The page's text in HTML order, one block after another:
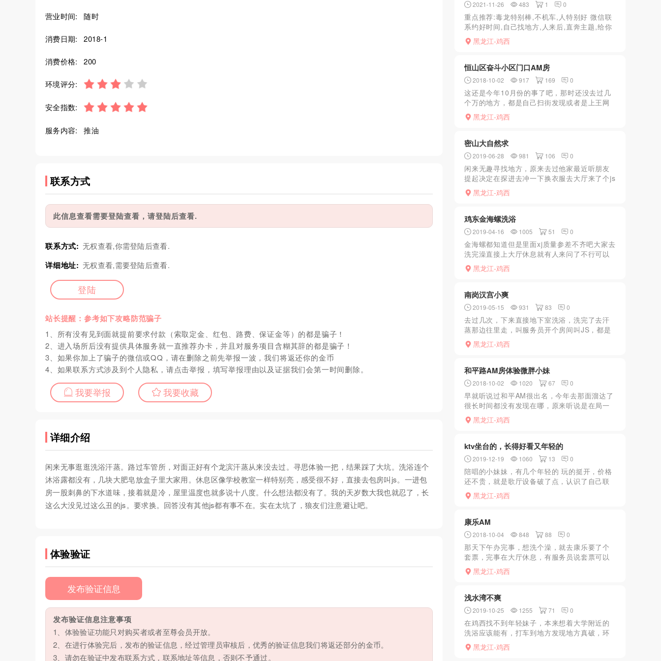
营业时间: 随时
消费日期: 2018-1
消费价格: 200
环境评分:
安全指数:
服务内容: 推油
联系方式
此信息查看需要登陆查看，请登陆后查看.
联系方式: 无权查看,你需登陆后查看.
详细地址: 无权查看,需要登陆后查看.
登陆
站长提醒：参考如下攻略防范骗子
1、所有没有见到面就提前要求付款（索取定金、红包、路费、保证金等）的都是骗子！
2、进入场所后没有提供具体服务就一直推荐办卡，并且对服务项目含糊其辞的都是骗子！
3、如果你加上了骗子的微信或QQ，请在删除之前先举报一波，我们将返还你的金币
4、如果联系方式涉及到个人隐私，请点击举报，填写举报理由以及证据我们会第一时间删除。
我要举报 我要收藏
详细介绍
闲来无事逛逛洗浴汗蒸。路过车管所，对面正好有个龙滨汗蒸从来没去过。寻思体验一把，结果踩了大坑。洗浴连个
沐浴露都没有，几块大肥皂放盒子里大家用。休息区像学校教室一样特别亮，感受很不好，直接去包房叫js。一进包
房一股刺鼻的下水道味，接着就是冷，屋里温度也就多说十八度。什么想法都没有了。我的天岁数大我也就忍了，长
这么大没见过这么丑的js。要求换。回答没有其他js都有事不在。实在太坑了，狼友们注意避让吧。
体验验证
发布验证信息
发布验证信息注意事项
1、体验验证功能只对购买者或者至尊会员开放。
2、在进行体验完后，发布的验证信息，经过管理员审核后，优秀的验证信息我们将返还部分的金币。
3、请勿在验证中发布联系方式，联系地址等信息，否则不予通过。
2021-11-26 483 1 0
重点推荐:毒龙特别棒,不机车,人特别好 微信联
系约好时间,自己找地方,人来后,直奔主题,给你
擦干净,然后全身各种舔,然后开始做毒龙,然后
转过身开始口,等开始做的时候,你也可以让她...
黑龙江-鸡西
恒山区奋斗小区门口AM房
2018-10-02 917 169 0
这还是今年10月份的事了吧，那时还没去过几
个万的地方，都是自己扫街发现或者是上王网
找招聘的，之后打电话询问地址，这个是我在
网上找到的电话，之后打电话找到地址，恒山
黑龙江-鸡西
密山大自然求
2019-06-28 981 106 0
闲来无趣寻找地方，原来去过他家最近听朋友
提起决定在探进去冲一下换衣服去大厅来了个js
直接问按大腿还是小腿，还是先培养培养感
情，砍砍价最后298带口去了房间环境一般js一
黑龙江-鸡西
鸡东金海螺洗浴
2019-04-16 1005 51 0
金海螺都知道但是里面xj质量参差不齐吧大家去
洗完澡直接上大厅休息就有人来问了不行可以
换。上次去都是过年人都少了留下的都是本地
老熟女，但是活还是可以的，有点机车愿意扯
黑龙江-鸡西
南岗汉宫小爽
2019-05-15 931 83 0
去过几次，下来直接地下室洗浴，洗完了去汗
蒸那边往里走，叫服务员开个房间叫JS，都是
年龄偏大，有的比较机车，看眼缘可以多换几
个，DH500左右去过几次，下来直接地下室洗
黑龙江-鸡西
和平路AM房体验微胖小妹
2018-10-02 1020 67 0
早就听说过和平AM很出名，今年去那面溜达了
很长时间都没有发现在哪，原来听说是在局一
中地面的半地下室，去找了结果也没有，夏天
又一次办事路过那里看到一家蓝牌子的门市，
黑龙江-鸡西
ktv坐台的，长得好看又年轻的
2019-12-19 1060 13 0
陪唱的小妹妹，有几个年轻的 玩的挺开，价格
还不贵，就是歌厅设备破了点，认识了自己联
系带走玩123456789
黑龙江-鸡西
康乐AM
2018-10-04 848 88 0
那天下午办完事，想洗个澡，就去康乐要了个
套票，完事在大厅休息，有服务员说套票可以
足疗和AM，问要哪个，我说来个AM吧，我脚
怕痒。然后来了个少妇，长的还行，身材也不
黑龙江-鸡西
浅水湾不爽
2019-10-25 1255 71 0
在鸡西找不到年轻妹子，本来想着大学附近的
洗浴应该能有，打车到地方发现地方真破，环
境也不好。叫个技师一看身高不错，不过灯光
太暗看不清想相貌，说了半天才给做推油，什
黑龙江-鸡西